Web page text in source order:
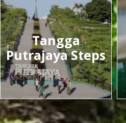
Tangga
Putrajaya Steps